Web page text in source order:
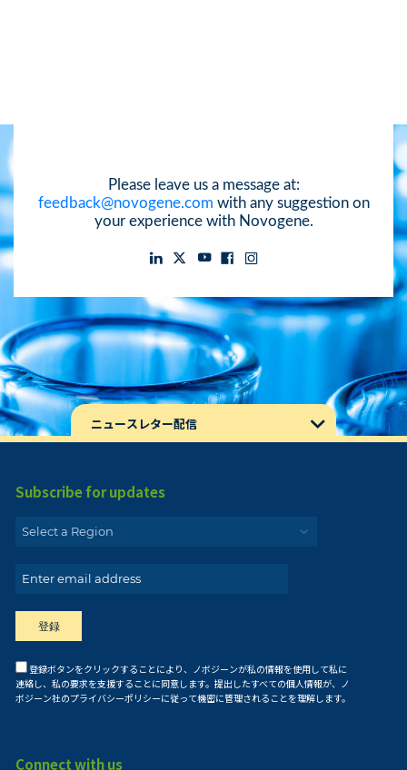
Please leave us a message at:
feedback@novogene.com with any suggestion on
your experience with Novogene.
ニュースレター配信
Subscribe for updates
登録ボタンをクリックすることにより、ノボジーンが私の情報を使用して私に
連絡し、私の要求を支援することに同意します。提出したすべての個人情報が、ノ
ボジーン社のプライバシーポリシーに従って機密に管理されることを理解します。
Connect with us